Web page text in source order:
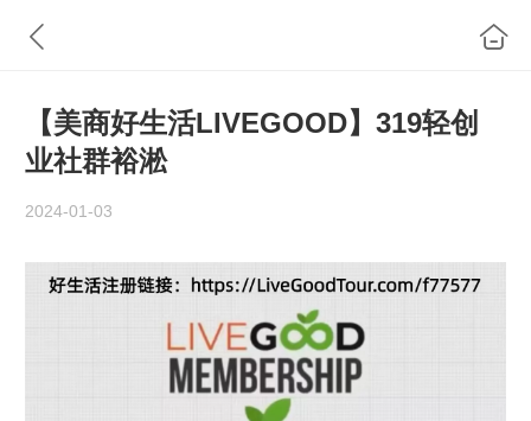
【美商好生活LIVEGOOD】319轻创
业社群裕淞
2024-01-03